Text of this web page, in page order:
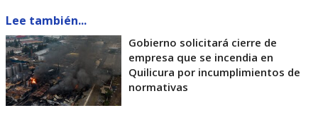
Lee también...
Gobierno solicitará cierre de
empresa que se incendia en
Quilicura por incumplimientos de
normativas